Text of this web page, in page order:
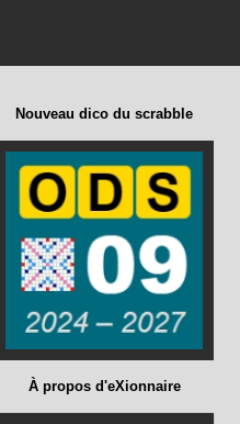
Nouveau dico du scrabble
À propos d'eXionnaire